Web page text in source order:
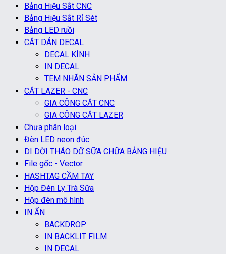
Bảng Hiệu Sắt CNC
Bảng Hiệu Sắt Rỉ Sét
Bảng LED ruồi
CẮT DÁN DECAL
DECAL KÍNH
IN DECAL
TEM NHÃN SẢN PHẨM
CẮT LAZER - CNC
GIA CÔNG CẮT CNC
GIA CÔNG CẮT LAZER
Chưa phân loại
Đèn LED neon đúc
DI DỜI THÁO DỠ SỮA CHỮA BẢNG HIỆU
File gốc - Vector
HASHTAG CẦM TAY
Hộp Đèn Ly Trà Sữa
Hộp đèn mô hình
IN ẤN
BACKDROP
IN BACKLIT FILM
IN DECAL